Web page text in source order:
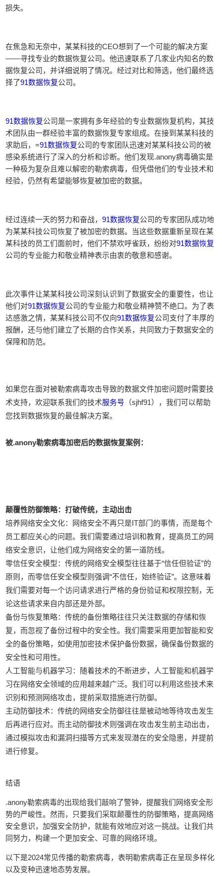
损失。
在焦急和无奈中，某某科技的CEO想到了一个可能的解决方案
——寻找专业的数据恢复公司。他迅速联系了几家业内知名的数
据恢复公司，并详细说明了情况。经过对比和筛选，他们最终选
择了91数据恢复公司。
91数据恢复公司是一家拥有多年经验的专业数据恢复机构，其技
术团队由一群经验丰富的数据恢复专家组成。在接到某某科技的
求助后，=91数据恢复公司的专家团队迅速对某某科技公司的被
感染系统进行了深入的分析和诊断。他们发现.anony病毒确实是
一种极为复杂且难以解密的勒索病毒，但凭借他们的专业技术和
经验，仍然有希望能够恢复被加密的数据。
经过连续一天的努力和奋战，91数据恢复公司的专家团队成功地
为某某科技公司恢复了被加密的数据。当这些数据重新呈现在某
某科技的员工们面前时，他们不禁欢呼雀跃，纷纷对91数据恢复
公司的专业能力和敬业精神表示由衷的敬意和感谢。
此次事件让某某科技公司深刻认识到了数据安全的重要性，也让
他们对91数据恢复公司的专业能力和敬业精神赞不绝口。为了表
达感激之情，某某科技公司不仅向91数据恢复公司支付了丰厚的
报酬，还与他们建立了长期的合作关系，共同致力于数据安全的
保障和防范。
如果您在面对被勒索病毒攻击导致的数据文件加密问题时需要技
术支持，欢迎联系我们的技术服务号 （sjhf91），我们可以帮助
您找到数据恢复的最佳解决方案。
被.anony勒索病毒加密后的数据恢复案例：
颠覆性防御策略：打破传统，主动出击
培养网络安全文化：网络安全不再只是IT部门的事情，而是每个
员工都应关心的问题。我们需要通过培训和教育，提高员工的网
络安全意识，让他们成为网络安全的第一道防线。
零信任安全模型：传统的网络安全模型往往基于“信任但验证”的
原则，而零信任安全模型则强调“不信任，始终验证”。这意味着
我们需要对每一个访问请求进行严格的身份验证和权限控制，无
论这些请求来自内部还是外部。
备份与恢复策略：传统的备份策略往往只关注数据的存储和恢
复，而忽视了备份过程中的安全性。我们需要采用更加智能和安
全的备份策略，如使用加密技术保护备份数据，确保备份数据的
安全性和可用性。
人工智能与机器学习：随着技术的不断进步，人工智能和机器学
习在网络安全领域的应用越来越广泛。我们可以利用这些技术来
识别和预测网络攻击，提前采取措施进行防御。
主动防御技术：传统的网络安全防御往往是被动地等待攻击发生
后再进行应对。而主动防御技术则强调在攻击发生前主动出击，
通过模拟攻击和漏洞扫描等方式来发现潜在的安全隐患，并提前
进行修复。
结语
.anony勒索病毒的出现给我们敲响了警钟，提醒我们网络安全形
势的严峻性。然而，只要我们采取颠覆性的防御策略，提高网络
安全意识，加强安全防护，就能有效地应对这一挑战。让我们共
同努力，构建一个更加安全、可靠的网络环境。
以下是2024常见传播的勒索病毒，表明勒索病毒正在呈现多样化
以及变种迅速地态势发展。